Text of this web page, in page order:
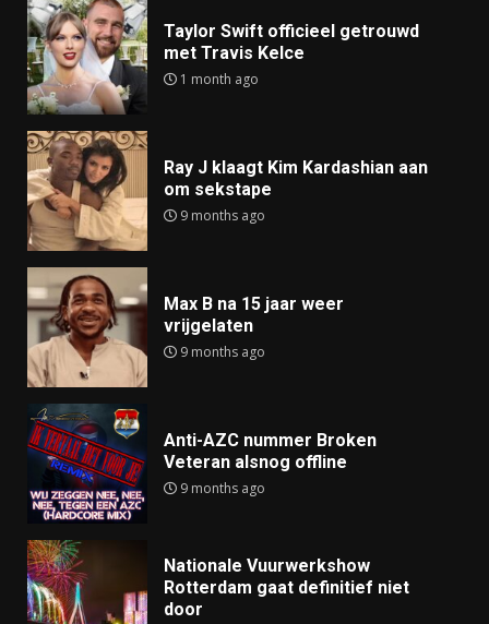
Taylor Swift officieel getrouwd
met Travis Kelce
1 month ago
Ray J klaagt Kim Kardashian aan
om sekstape
9 months ago
Max B na 15 jaar weer
vrijgelaten
9 months ago
Anti-AZC nummer Broken
Veteran alsnog offline
9 months ago
Nationale Vuurwerkshow
Rotterdam gaat definitief niet
door